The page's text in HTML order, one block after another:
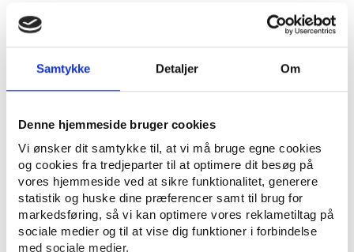
Samtykke Detaljer Om
Denne hjemmeside bruger cookies
Vi ønsker dit samtykke til, at vi må bruge egne cookies
og cookies fra tredjeparter til at optimere dit besøg på
vores hjemmeside ved at sikre funktionalitet, generere
statistik og huske dine præferencer samt til brug for
markedsføring, så vi kan optimere vores reklametiltag på
sociale medier og til at vise dig funktioner i forbindelse
med sociale medier.
til forskellige lejligheder. I forhold til materiale er det
vigtigt at vælge holdbare materialer såsom porcelæn
hverdagsbrug, da de holder godt, men kan også
Når det kommer til tallerkeners størrelse og form, er
en god hovedregel, at store tallerkener (dia. 27-28 cm)
er gode til hovedretter, mens mindre tallerkener (dia.
21-23 cm) passer bedst til forretter og desserter. Du
kan vælge at bruge runde tallerkener, hvis du er til det
klassiske look, mens firkantede eller mere organiske